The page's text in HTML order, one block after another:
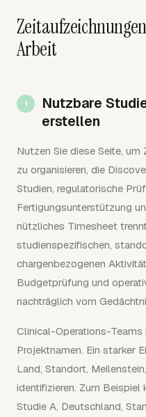
Arbeit
Nutzbare
erstellen
Nutzen Sie diese Seite,
zu organisieren, die
Studien, regulatorische
Fertigungsunterstützung
nützliches Timesheet
studienspezifischen,
chargenbezogenen
Budgetprüfung und
nachträglich vom
Clinical-Operations-
Projektnamen. Ein starker
Land, Standort,
identifizieren. Zum
Studie A, Deutschland,